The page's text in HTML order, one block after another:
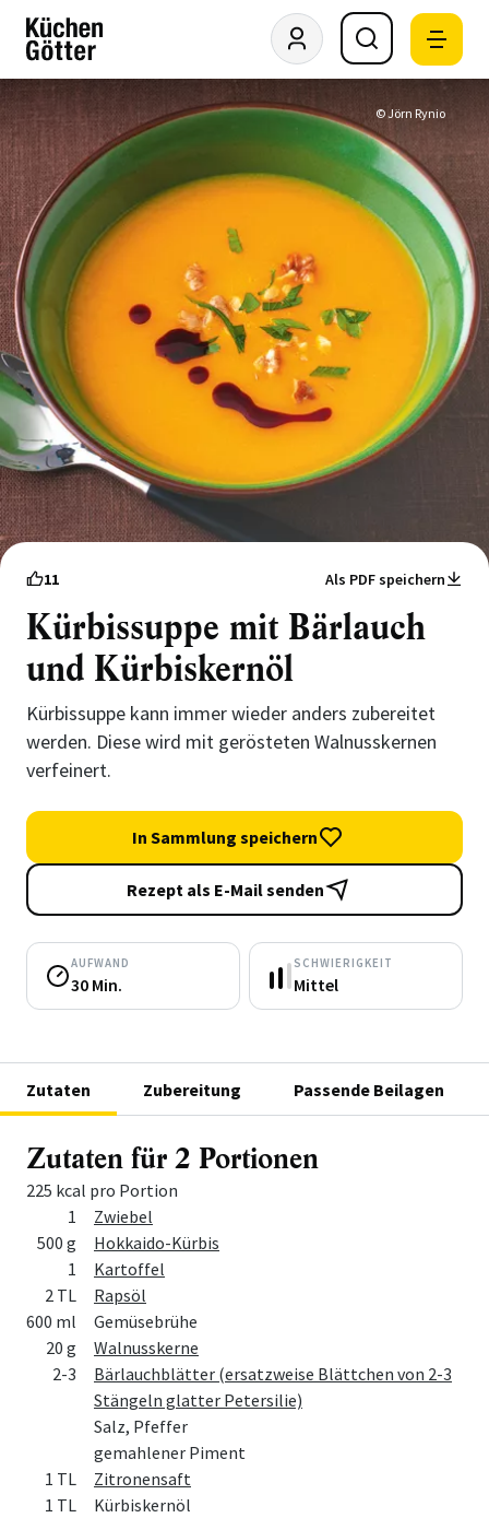
© Jörn Rynio
11 Als PDF speichern
Kürbissuppe mit Bärlauch
und Kürbiskernöl
Kürbissuppe kann immer wieder anders zubereitet
werden. Diese wird mit gerösteten Walnusskernen
verfeinert.
In Sammlung speichern
Rezept als E-Mail senden
AUFWAND
30 Min.
SCHWIERIGKEIT
Mittel
Zutaten Zubereitung Passende Beilagen
Zutaten für 2 Portionen
225 kcal pro Portion
Menge Zutat
1
Zwiebel
500 g
Hokkaido-Kürbis
1
Kartoffel
2 TL
Rapsöl
600 ml
Gemüsebrühe
20 g
Walnusskerne
2-3
Bärlauchblätter (ersatzweise Blättchen von 2-3
Stängeln glatter Petersilie)
Salz, Pfeffer
gemahlener Piment
1 TL
Zitronensaft
1 TL
Kürbiskernöl